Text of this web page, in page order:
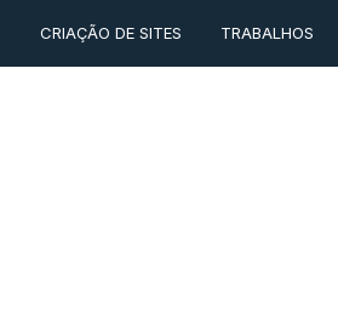
CRIAÇÃO DE SITES TRABALHOS